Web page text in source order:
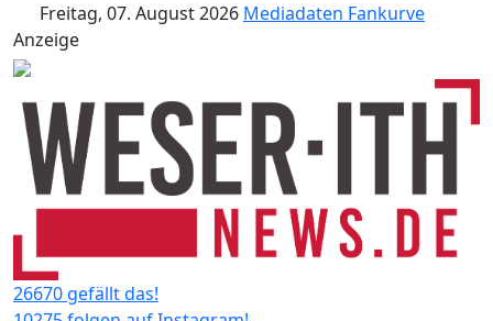
Freitag, 07. August 2026 Mediadaten Fankurve
Anzeige
26670 gefällt das!